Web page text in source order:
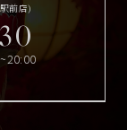
前店)